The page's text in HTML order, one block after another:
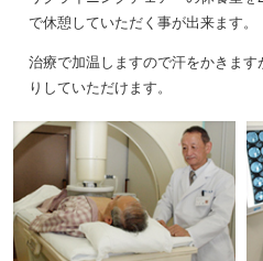
で休憩していただく事が出来ます。
治療で加温しますので汗をかきま
りしていただけます。